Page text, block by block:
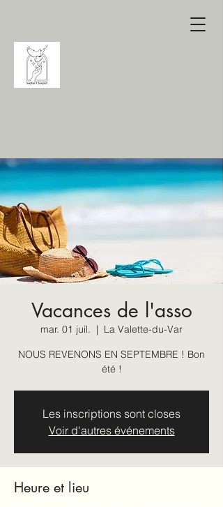
Vacances de l'asso
mar. 01 juil.
  |
La Valette-du-Var
NOUS REVENONS EN SEPTEMBRE ! Bon
été !
Les inscriptions sont closes
Voir d'autres événements
Heure et lieu